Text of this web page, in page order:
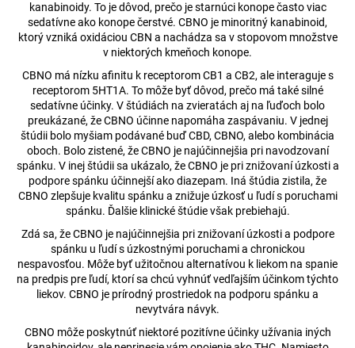
kanabinoidy. To je dôvod, prečo je starnúci konope často viac
sedatívne ako konope čerstvé. CBNO je minoritný kanabinoid,
ktorý vzniká oxidáciou CBN a nachádza sa v stopovom množstve
v niektorých kmeňoch konope.
CBNO má nízku afinitu k receptorom CB1 a CB2, ale interaguje s
receptorom 5HT1A. To môže byť dôvod, prečo má také silné
sedatívne účinky. V štúdiách na zvieratách aj na ľuďoch bolo
preukázané, že CBNO účinne napomáha zaspávaniu. V jednej
štúdii bolo myšiam podávané buď CBD, CBNO, alebo kombinácia
oboch. Bolo zistené, že CBNO je najúčinnejšia pri navodzovaní
spánku. V inej štúdii sa ukázalo, že CBNO je pri znižovaní úzkosti a
podpore spánku účinnejší ako diazepam. Iná štúdia zistila, že
CBNO zlepšuje kvalitu spánku a znižuje úzkosť u ľudí s poruchami
spánku. Ďalšie klinické štúdie však prebiehajú.
Zdá sa, že CBNO je najúčinnejšia pri znižovaní úzkosti a podpore
spánku u ľudí s úzkostnými poruchami a chronickou
nespavosťou. Môže byť užitočnou alternatívou k liekom na spanie
na predpis pre ľudí, ktorí sa chcú vyhnúť vedľajším účinkom týchto
liekov. CBNO je prírodný prostriedok na podporu spánku a
nevytvára návyk.
CBNO môže poskytnúť niektoré pozitívne účinky užívania iných
HĽADAŤ
p
o
ú
a
e
OLEJ